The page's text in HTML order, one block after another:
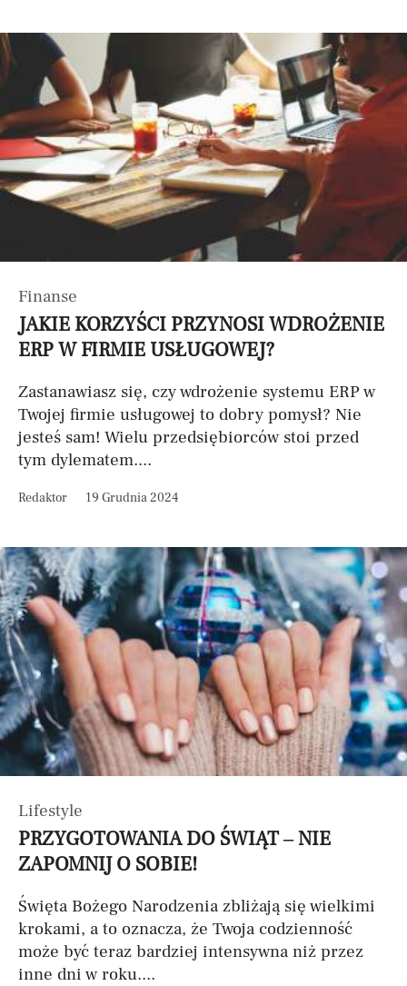
Finanse
JAKIE KORZYŚCI PRZYNOSI WDROŻENIE
ERP W FIRMIE USŁUGOWEJ?
Zastanawiasz się, czy wdrożenie systemu ERP w
Twojej firmie usługowej to dobry pomysł? Nie
jesteś sam! Wielu przedsiębiorców stoi przed
tym dylematem....
Redaktor 19 Grudnia 2024
Lifestyle
PRZYGOTOWANIA DO ŚWIĄT – NIE
ZAPOMNIJ O SOBIE!
Święta Bożego Narodzenia zbliżają się wielkimi
krokami, a to oznacza, że Twoja codzienność
może być teraz bardziej intensywna niż przez
inne dni w roku....